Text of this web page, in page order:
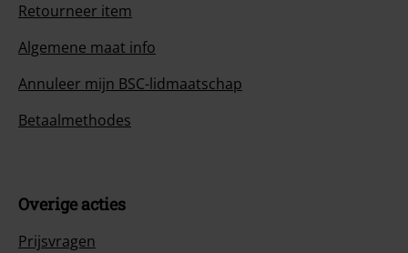
Retourneer item
Algemene maat info
Annuleer mijn BSC-lidmaatschap
Betaalmethodes
Overige acties
Prijsvragen